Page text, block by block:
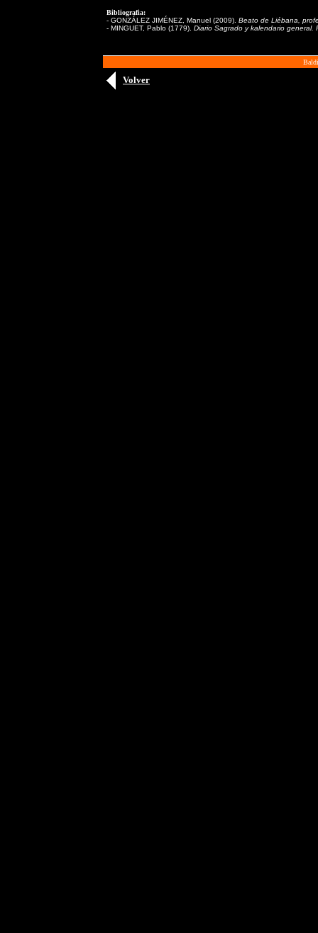
Bibliografia:
- GONZÁLEZ JIMÉNEZ, Manuel (2009). Beato de Liébana,
- MINGUET, Pablo (1779). Diario Sagrado y kalendario general.
Volver